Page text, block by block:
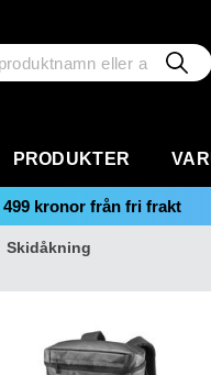
PRODUKTER
499 kronor från fri frakt
Skidåkning